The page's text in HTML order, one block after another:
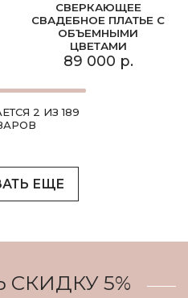
СВЕРКАЮЩЕЕ
СВАДЕБНОЕ ПЛАТЬЕ С
ОБЪЕМНЫМИ
ЦВЕТАМИ
89 000 р.
2 ИЗ 189
ЕЩЕ
5%